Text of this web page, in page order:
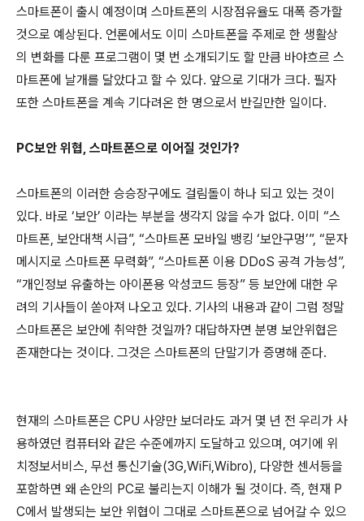
스마트폰이 출시 예정이며 스마트폰의 시장점유율도 대폭 증가할
것으로 예상된다. 언론에서도 이미 스마트폰을 주제로 한 생활상
의 변화를 다룬 프로그램이 몇 번 소개되기도 할 만큼 바야흐르 스
마트폰에 날개를 달았다고 할 수 있다. 앞으로 기대가 크다. 필자
또한 스마트폰을 계속 기다려온 한 명으로서 반길만한 일이다.
PC보안 위협, 스마트폰으로 이어질 것인가?
스마트폰의 이러한 승승장구에도 걸림돌이 하나 되고 있는 것이
있다. 바로 ‘보안’ 이라는 부분을 생각지 않을 수가 없다. 이미 “스
마트폰, 보안대책 시급”, “스마트폰 모바일 뱅킹 ‘보안구멍’”, “문자
메시지로 스마트폰 무력화”, “스마트폰 이용 DDoS 공격 가능성”,
“개인정보 유출하는 아이폰용 악성코드 등장” 등 보안에 대한 우
려의 기사들이 쏟아져 나오고 있다. 기사의 내용과 같이 그럼 정말
스마트폰은 보안에 취약한 것일까? 대답하자면 분명 보안위협은
존재한다는 것이다. 그것은 스마트폰의 단말기가 증명해 준다.
현재의 스마트폰은 CPU 사양만 보더라도 과거 몇 년 전 우리가 사
용하였던 컴퓨터와 같은 수준에까지 도달하고 있으며, 여기에 위
치정보서비스, 무선 통신기술(3G,WiFi,Wibro), 다양한 센서등을
포함하면 왜 손안의 PC로 불리는지 이해가 될 것이다. 즉, 현재 P
C에서 발생되는 보안 위협이 그대로 스마트폰으로 넘어갈 수 있으